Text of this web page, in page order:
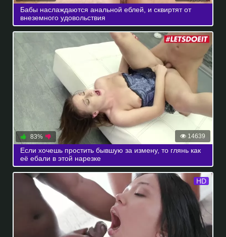
Бабы наслаждаются анальной еблей, и сквиртят от
внеземного удовольствия
14639
83%
Если хочешь простить бывшую за измену, то глянь как
её ебали в этой нарезке
HD